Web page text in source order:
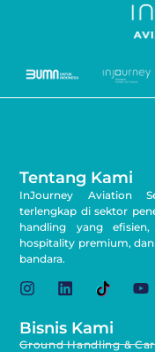
Tentang Kami
InJourney Aviation
terlengkap di sektor
handling yang
hospitality premium,
bandara.
Bisnis Kami
Ground Handling &